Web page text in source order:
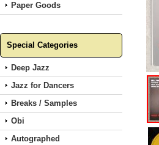
Paper Goods
Special Categories
Deep Jazz
Jazz for Dancers
Breaks / Samples
Obi
Autographed